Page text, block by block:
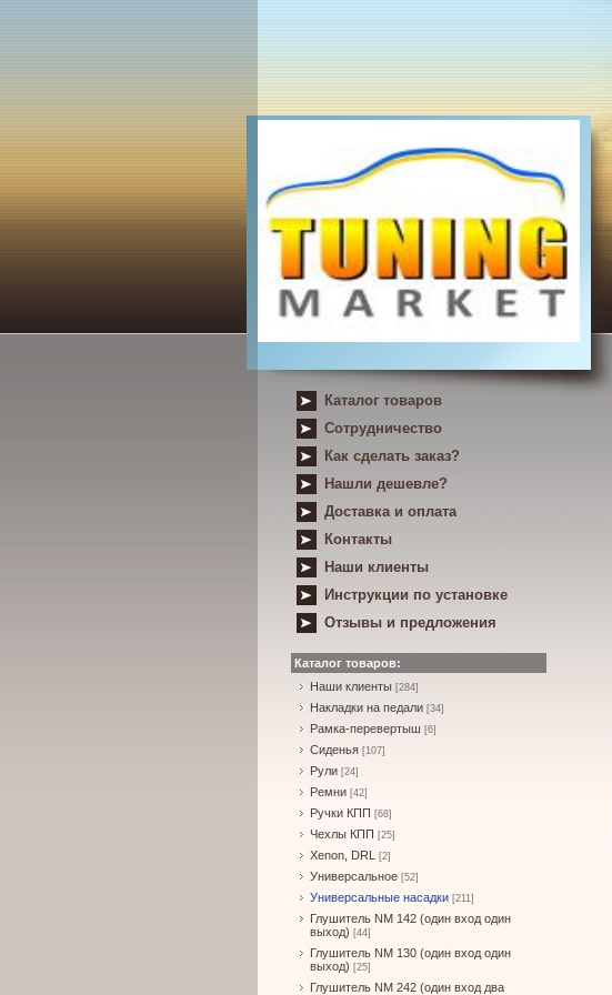
Каталог товаров
Сотрудничество
Как сделать заказ?
Нашли дешевле?
Доставка и оплата
Контакты
Наши клиенты
Инструкции по установке
Отзывы и предложения
Каталог товаров:
Наши клиенты [284]
Накладки на педали [34]
Рамка-перевертыш [6]
Сиденья [107]
Рули [24]
Ремни [42]
Ручки КПП [68]
Чехлы КПП [25]
Xenon, DRL [2]
Универсальное [52]
Универсальные насадки [211]
Глушитель NM 142 (один вход один
выход) [44]
Глушитель NM 130 (один вход один
выход) [25]
Глушитель NM 242 (один вход два